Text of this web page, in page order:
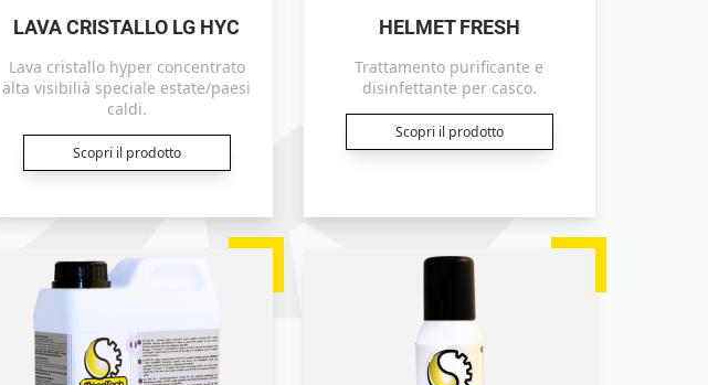
LAVA CRISTALLO LG HYC
Lava cristallo hyper concentrato
alta visibilià speciale estate/paesi
caldi.
Scopri il prodotto
HELMET FRESH
Trattamento purificante e
disinfettante per casco.
Scopri il prodotto